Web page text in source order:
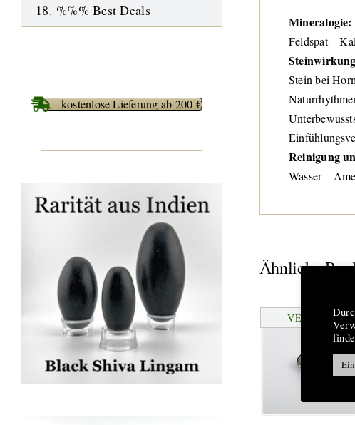
Mineralogie:
Feldspat –
Stein bei
Reinigung
Wasser –
Ähnliche
VERKAUFT
18. %%% Best Deals
kostenlose Lieferung ab 200 €